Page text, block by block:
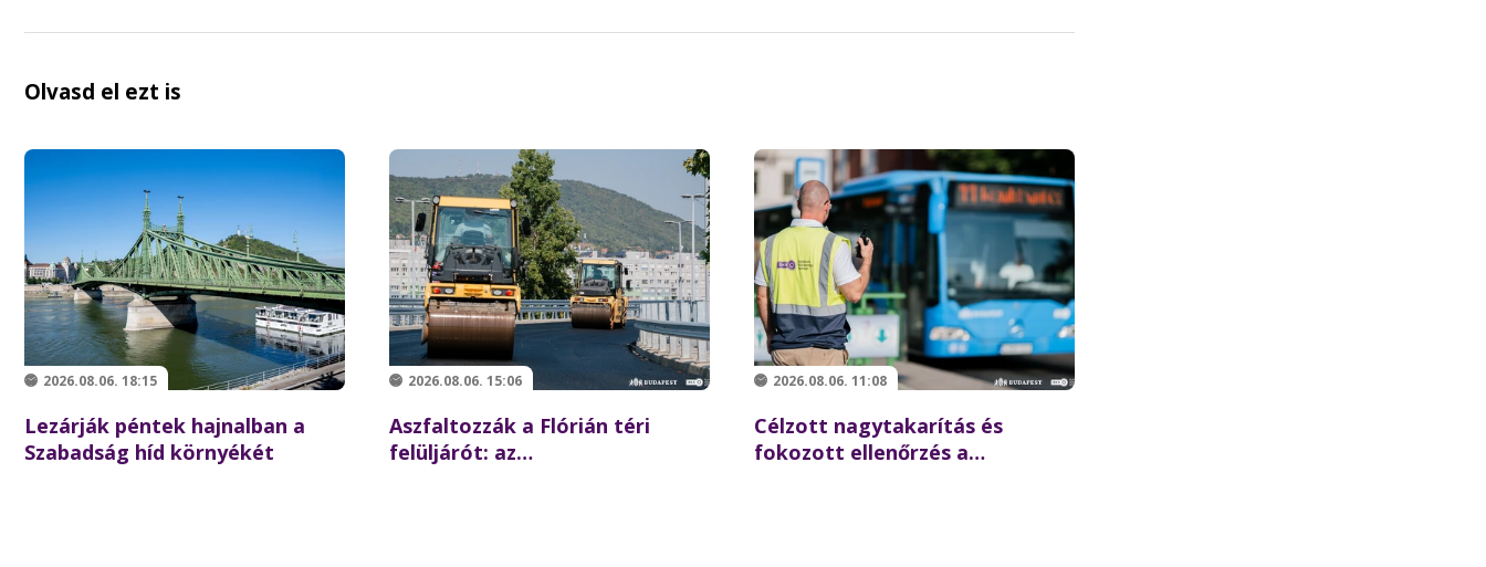
Olvasd el ezt is
2026.08.06. 18:15
Lezárják péntek hajnalban a
Szabadság híd környékét
2026.08.06. 15:06
Aszfaltozzák a Flórián téri
felüljárót: az
2026.08.06. 11:08
Célzott nagytakarítás és
fokozott ellenőrzés a